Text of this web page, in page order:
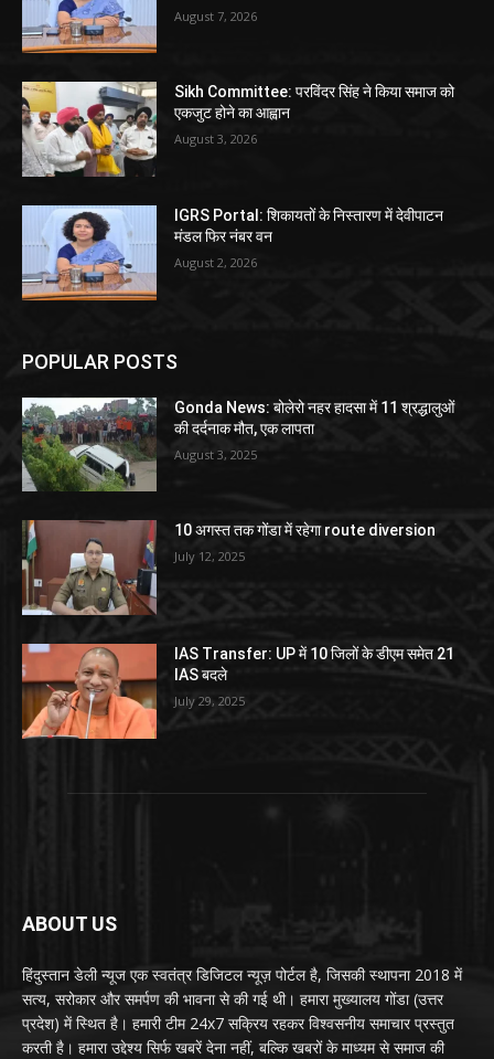
August 7, 2026
Sikh Committee: परविंदर सिंह ने किया समाज को
एकजुट होने का आह्वान
August 3, 2026
IGRS Portal: शिकायतों के निस्तारण में देवीपाटन
मंडल फिर नंबर वन
August 2, 2026
POPULAR POSTS
Gonda News: बोलेरो नहर हादसा में 11 श्रद्धालुओं
की दर्दनाक मौत, एक लापता
August 3, 2025
10 अगस्त तक गोंडा में रहेगा route diversion
July 12, 2025
IAS Transfer: UP में 10 जिलों के डीएम समेत 21
IAS बदले
July 29, 2025
ABOUT US
हिंदुस्तान डेली न्यूज एक स्वतंत्र डिजिटल न्यूज़ पोर्टल है, जिसकी स्थापना 2018 में
सत्य, सरोकार और समर्पण की भावना से की गई थी। हमारा मुख्यालय गोंडा (उत्तर
प्रदेश) में स्थित है। हमारी टीम 24x7 सक्रिय रहकर विश्वसनीय समाचार प्रस्तुत
करती है। हमारा उद्देश्य सिर्फ खबरें देना नहीं, बल्कि खबरों के माध्यम से समाज की